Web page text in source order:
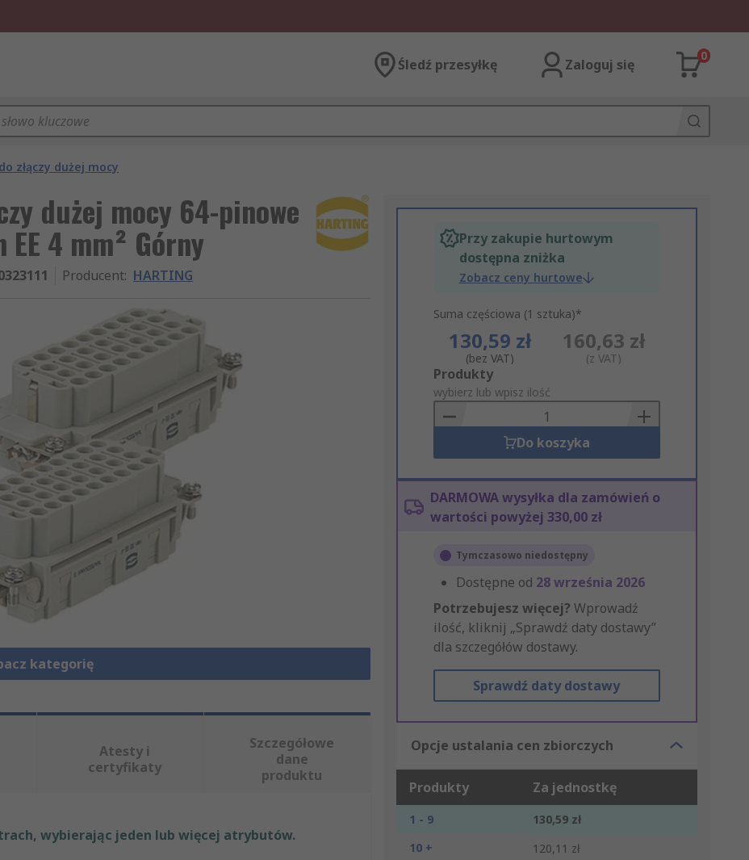
Śledź przesyłkę Zaloguj się
0
złączy dużej mocy
dużej mocy 64-pinowe
EE 4 mm² Górny
Producent: HARTING
kategorię
Przy zakupie hurtowym
dostępna zniżka
Zobacz ceny hurtowe
Suma częściowa (1 sztuka)*
130,59 zł
(bez VAT)
160,63 zł
(z VAT)
Add
to
Basket
Produkty
wybierz lub wpisz ilość
Do koszyka
DARMOWA wysyłka dla zamówień o
wartości powyżej 330,00 zł
Tymczasowo niedostępny
Dostępne od 28 września 2026
Potrzebujesz więcej? Wprowadź
ilość, kliknij „Sprawdź daty dostawy”
dla szczegółów dostawy.
Sprawdź daty dostawy
Opcje ustalania cen zbiorczych
Produkty Za jednostkę
1 - 9
130,59 zł
10 +
120,11 zł
Atesty i
certyfikaty
Szczegółowe
dane
produktu
wybierając jeden lub więcej atrybutów.